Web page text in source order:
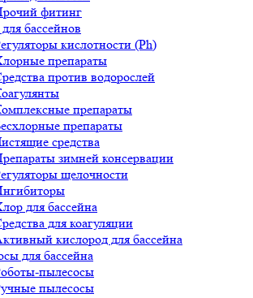
фитинг
бассейнов
кислотности (Ph)
препараты
против водорослей
препараты
препараты
средства
зимней консервации
щелочности
для бассейна
для коагуляции
кислород для бассейна
для бассейна
пылесосы
пылесосы